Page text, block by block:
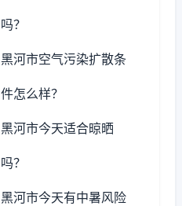
吗？
黑河市空气污染扩散条
件怎么样？
黑河市今天适合晾晒
吗？
黑河市今天有中暑风险